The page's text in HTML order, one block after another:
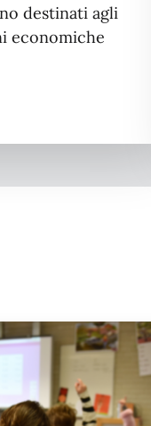
destinati agli
economiche